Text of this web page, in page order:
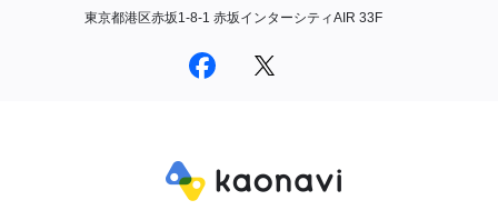
東京都港区赤坂1-8-1 赤坂インターシティAIR 33F